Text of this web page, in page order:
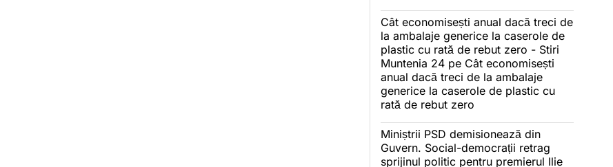
Cât economisești anual dacă treci de
la ambalaje generice la caserole de
plastic cu rată de rebut zero - Stiri
Muntenia 24 pe Cât economisești
anual dacă treci de la ambalaje
generice la caserole de plastic cu
rată de rebut zero
Miniștrii PSD demisionează din
Guvern. Social-democrații retrag
sprijinul politic pentru premierul Ilie